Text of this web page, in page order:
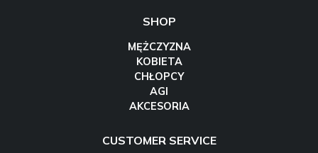
SHOP
MĘŻCZYZNA
KOBIETA
CHŁOPCY
AGI
AKCESORIA
CUSTOMER SERVICE